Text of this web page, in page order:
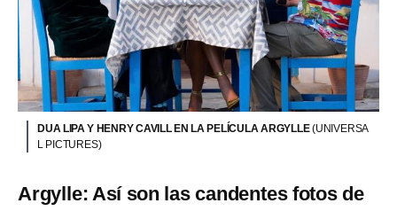
DUA LIPA Y HENRY CAVILL EN LA PELÍCULA ARGYLLE(UNIVERSA
L PICTURES)
Argylle: Así son las candentes fotos de